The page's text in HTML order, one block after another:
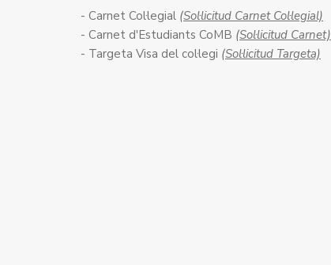
- Carnet Col·legial (Sol·licitud Carnet Col·legial)
- Carnet d'Estudiants CoMB (Sol·licitud Carnet)
- Targeta Visa del col·legi (Sol·licitud Targeta)